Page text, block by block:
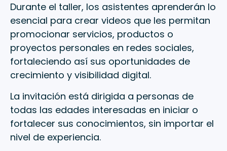
Durante el taller, los asistentes aprenderán lo
esencial para crear videos que les permitan
promocionar servicios, productos o
proyectos personales en redes sociales,
fortaleciendo así sus oportunidades de
crecimiento y visibilidad digital.
La invitación está dirigida a personas de
todas las edades interesadas en iniciar o
fortalecer sus conocimientos, sin importar el
nivel de experiencia.